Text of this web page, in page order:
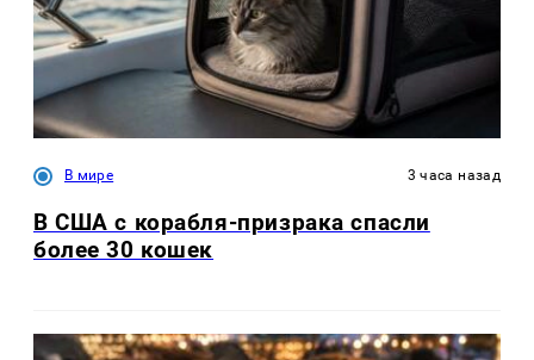
В мире 3 часа назад
В США с корабля-призрака спасли
более 30 кошек